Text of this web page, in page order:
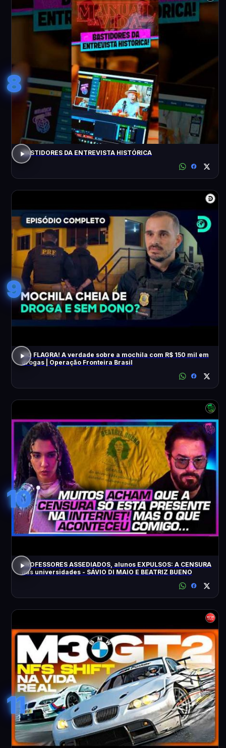
8
BASTIDORES DA ENTREVISTA HISTÓRICA
9
NO FLAGRA! A verdade sobre a mochila com R$ 150 mil em
drogas | Operação Fronteira Brasil
10
PROFESSORES ASSEDIADOS, alunos EXPULSOS: A CENSURA
nas universidades - SÁVIO DI MAIO E BEATRIZ BUENO
11